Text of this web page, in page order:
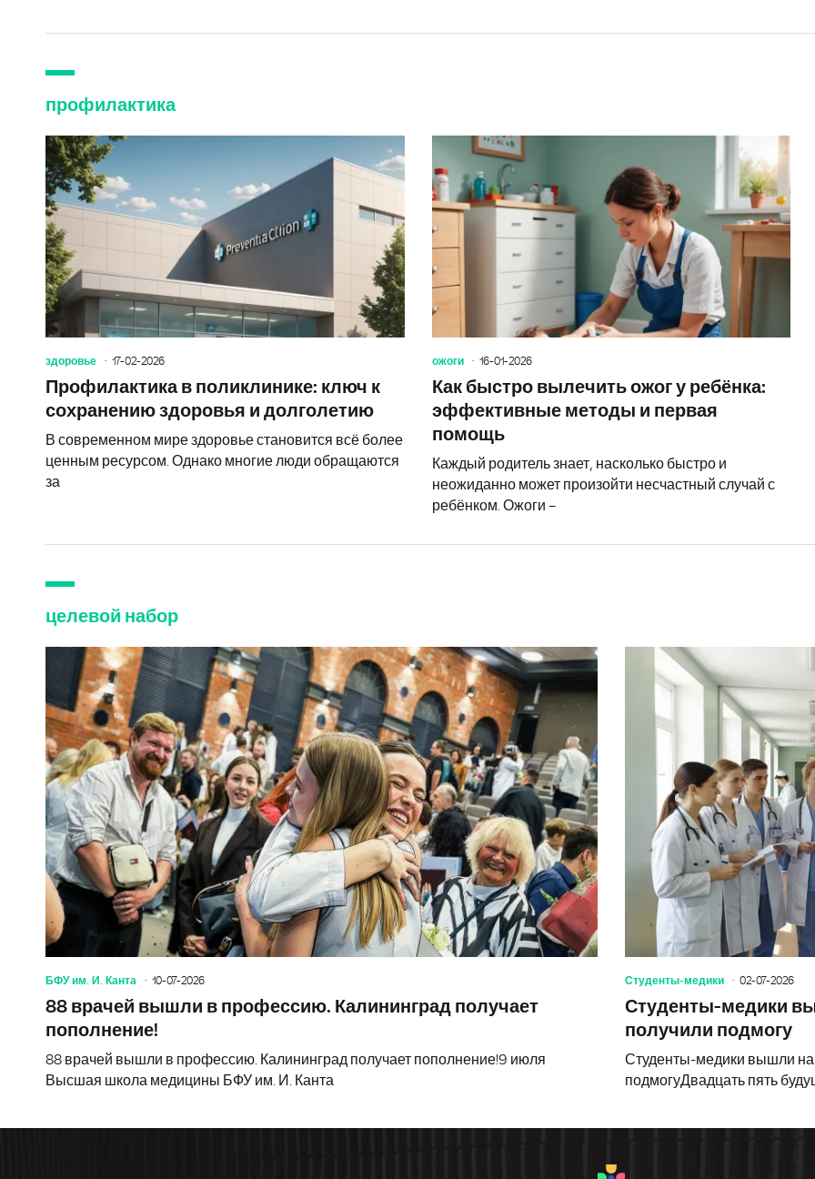
профилактика
здоровье 17-02-2026
Профилактика в поликлинике: ключ к
сохранению здоровья и долголетию
В современном мире здоровье становится всё более
ценным ресурсом. Однако многие люди обращаются
за
ожоги 16-01-2026
Как быстро вылечить ожог у ребёнка:
эффективные методы и первая
помощь
Каждый родитель знает, насколько быстро и
неожиданно может произойти несчастный случай с
ребёнком. Ожоги –
целевой набор
БФУ им. И. Канта 10-07-2026
88 врачей вышли в профессию. Калининград получает
пополнение!
88 врачей вышли в профессию. Калининград получает пополнение!9 июля
Высшая школа медицины БФУ им. И. Канта
Студенты-медики 02-07-2026
Студенты-медики
получили подмогу
Студенты-медики вышли на
подмогуДвадцать пять